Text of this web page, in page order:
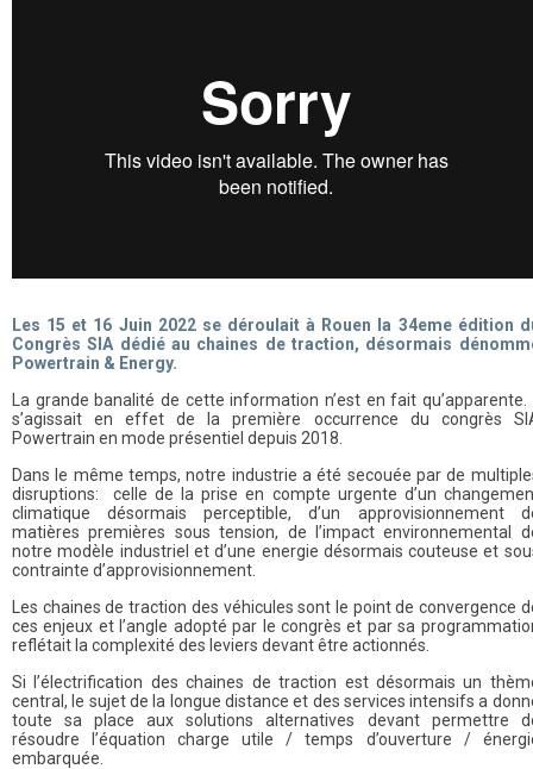
Les 15 et 16 Juin 2022 se déroulait à Rouen la 34eme édition
Congrès SIA dédié au chaines de traction, désormais
Powertrain & Energy.
La grande banalité de cette information n’est en fait qu’apparente.
s’agissait en effet de la première occurrence du congrès
Powertrain en mode présentiel depuis 2018.
Dans le même temps, notre industrie a été secouée par de
disruptions: celle de la prise en compte urgente d’un
climatique désormais perceptible, d’un approvisionnement
matières premières sous tension, de l’impact environnemental
notre modèle industriel et d’une energie désormais couteuse et
contrainte d’approvisionnement.
Les chaines de traction des véhicules sont le point de convergence
ces enjeux et l’angle adopté par le congrès et par sa
reflétait la complexité des leviers devant être actionnés.
Si l’électrification des chaines de traction est désormais un
central, le sujet de la longue distance et des services intensifs a
toute sa place aux solutions alternatives devant permettre
résoudre l’équation charge utile / temps d’ouverture /
embarquée.